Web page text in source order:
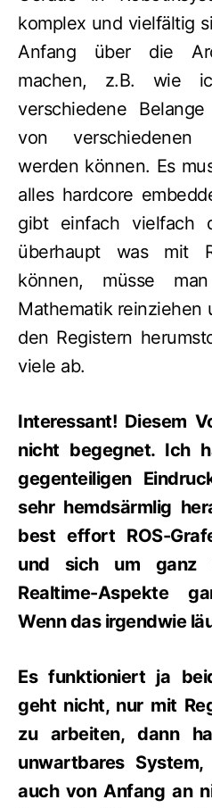
komplex und vielfältig
Anfang über die
machen, z.B. wie
verschiedene
von verschiedenen
werden können. Es
alles hardcore
gibt einfach vielfach
überhaupt was mit
können, müsse
Mathematik reinziehen
den Registern
viele ab.
Interessant! Diesem
nicht begegnet. Ich
gegenteiligen
sehr hemdsärmlig
best effort ROS-
und sich um ganz
Realtime-Aspekte
Wenn das irgendwie
Es funktioniert ja
geht nicht, nur mit
zu arbeiten, dann
unwartbares
auch von Anfang an